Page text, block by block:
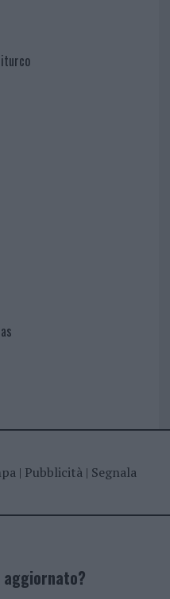
| Pubblicità| Segnala
aggiornato?